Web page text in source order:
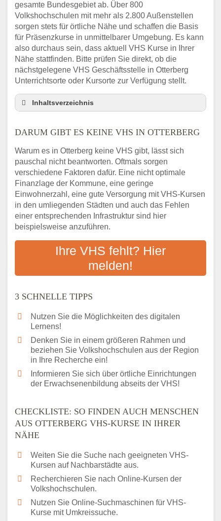
gesamte Bundesgebiet ab. Über 800
Volkshochschulen mit mehr als 2.800 Außenstellen
sorgen stets für örtliche Nähe und schaffen die Basis
für Präsenzkurse in unmittelbarer Umgebung. Es kann
also durchaus sein, dass aktuell VHS Kurse in Ihrer
Nähe stattfinden. Bitte prüfen Sie direkt, ob die
nächstgelegene VHS Geschäftsstelle in Otterberg
Unterrichtsorte oder Kursorte zur Verfügung stellt.
Inhaltsverzeichnis
3 schnelle Tipps
Otterberg VHS-Kurse in Ihrer Nähe
Abendschule in der Region rund um
Otterberg
VHS steht für Erwachsenenbildung
Online-Kurse: Alternative Angebote zum
VHS-Kurs
Vor- und Nachteile von Online-Kursen
Bildungsangeboten an
Das bundesweite Volkshochschulwesen
DARUM GIBT ES KEINE VHS IN OTTERBERG
Warum es in Otterberg keine VHS gibt, lässt sich
pauschal nicht beantworten. Oftmals sorgen
verschiedene Faktoren dafür. Eine nicht optimale
Finanzlage der Kommune, eine geringe
Einwohnerzahl, eine gute Versorgung mit VHS-Kursen
in den umliegenden Städten und auch das Fehlen
einer entsprechenden Infrastruktur sind hier
beispielsweise anzuführen.
Ihre VHS fehlt? Hier
melden!
3 SCHNELLE TIPPS
Nutzen Sie die Möglichkeiten des digitalen
Lernens!
Denken Sie in einem größeren Rahmen und
beziehen Sie Volkshochschulen aus der Region
in Ihre Recherche ein!
Informieren Sie sich über örtliche Einrichtungen
der Erwachsenenbildung abseits der VHS!
CHECKLISTE: SO FINDEN AUCH MENSCHEN
AUS OTTERBERG VHS-KURSE IN IHRER
NÄHE
Weiten Sie die Suche nach geeigneten VHS-
Kursen auf Nachbarstädte aus.
Recherchieren Sie nach Online-Kursen der
Volkshochschulen.
Nutzen Sie Online-Suchmaschinen für VHS-
Kurse mit Umkreissuche.